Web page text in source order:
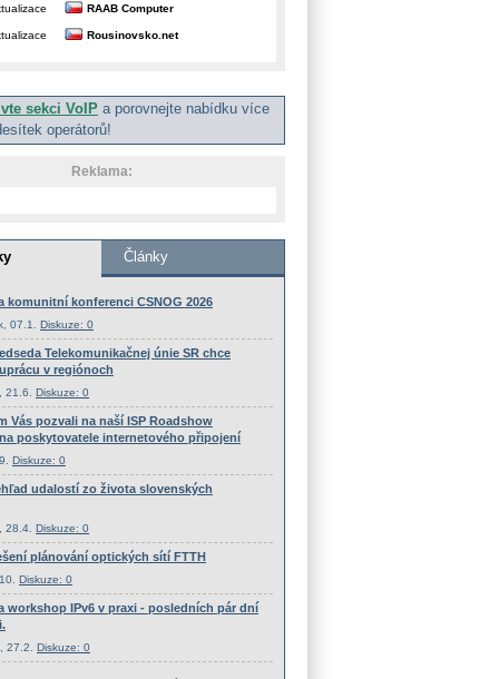
RAAB Computer
Rousinovsko.net
sekci VoIP a porovnejte nabídku více
operátorů!
Reklama: